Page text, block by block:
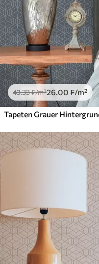
43.33₣/m²26.00 ₣/m²